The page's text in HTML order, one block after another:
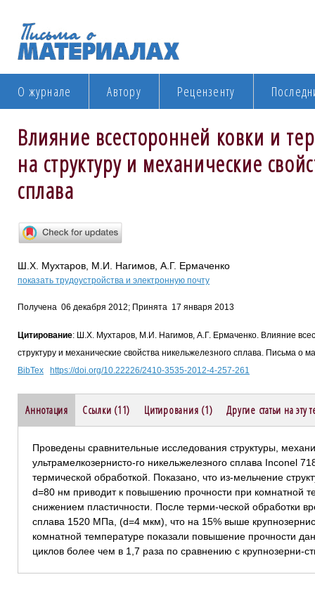
О журнале Автору Рецензенту
Влияние всесторонней ковки и
на структуру и механические
сплава
Ш.Х. Мухтаров, М.И. Нагимов, А.Г. Ермаченко
показать трудоустройства и электронную почту
Получена 06 декабря 2012; Принята 17 января 2013
Цитирование: Ш.Х. Мухтаров, М.И. Нагимов, А.Г. Ермаченко. Влияние
структуру и механические свойства никельжелезного сплава. Письма о
BibTex
https://doi.org/10.22226/2410-3535-2012-4-257-261
Аннотация Ссылки (11) Цитирования (1) Другие статьи на эту
Проведены сравнительные исследования структуры,
ультрамелкозернисто-го никельжелезного сплава Inconel
термической обработкой. Показано, что из-мельчение
d=80 нм приводит к повышению прочности при комнатной
снижением пластичности. После терми-ческой обработки
сплава 1520 МПа, (d=4 мкм), что на 15% выше
комнатной температуре показали повышение прочности
циклов более чем в 1,7 раза по сравнению с крупнозерни-